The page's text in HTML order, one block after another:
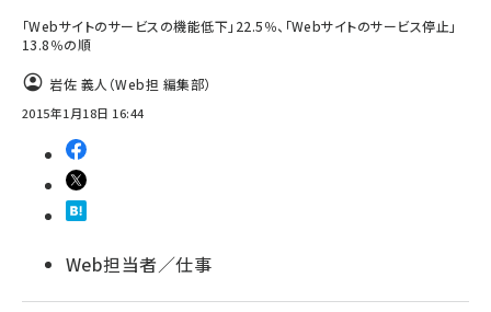
「Webサイトのサービスの機能低下」22.5％、「Webサイトのサービス停止」
13.8％の順
岩佐 義人（Web担 編集部）
2015年1月18日 16:44
Web担当者／仕事